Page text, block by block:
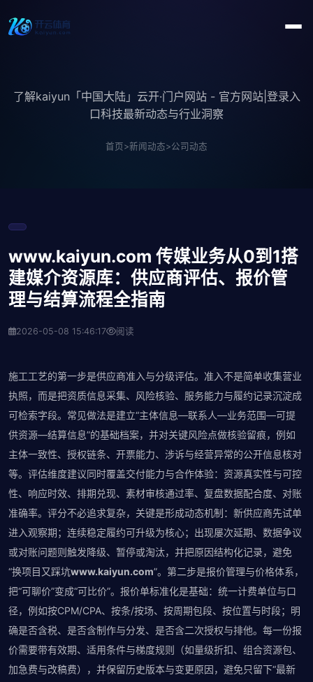
了解kaiyun「中国大陆」云开·门户网站 - 官方网站|登录入
口科技最新动态与行业洞察
首页>新闻动态>公司动态
www.kaiyun.com 传媒业务从0到1搭
建媒介资源库：供应商评估、报价管
理与结算流程全指南
2026-05-08 15:46:17 阅读
施工工艺的第一步是供应商准入与分级评估。准入不是简单收集营业
执照，而是把资质信息采集、风险核验、服务能力与履约记录沉淀成
可检索字段。常见做法是建立“主体信息—联系人—业务范围—可提
供资源—结算信息”的基础档案，并对关键风险点做核验留痕，例如
主体一致性、授权链条、开票能力、涉诉与经营异常的公开信息核对
等。评估维度建议同时覆盖交付能力与合作体验：资源真实性与可控
性、响应时效、排期兑现、素材审核通过率、复盘数据配合度、对账
准确率。评分不必追求复杂，关键是形成动态机制：新供应商先试单
进入观察期；连续稳定履约可升级为核心；出现屡次延期、数据争议
或对账问题则触发降级、暂停或淘汰，并把原因结构化记录，避免
“换项目又踩坑www.kaiyun.com”。第二步是报价管理与价格体系，
把“可聊价”变成“可比价”。报价单标准化是基础：统一计费单位与口
径，例如按CPM/CPA、按条/按场、按周期包段、按位置与时段；明
确是否含税、是否含制作与分发、是否含二次授权与排他。每一份报
价需要带有效期、适用条件与梯度规则（如量级折扣、组合资源包、
加急费与改稿费），并保留历史版本与变更原因，避免只留下“最新